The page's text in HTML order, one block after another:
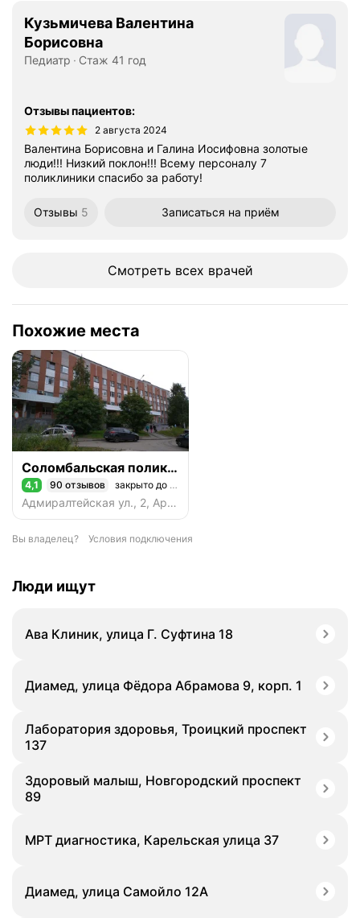
Кузьмичева Валентина
Борисовна
Педиатр Стаж 41 год
Отзывы пациентов:
2 августа 2024
Валентина Борисовна и Галина Иосифовна золотые
люди!!! Низкий поклон!!! Всему персоналу 7
поликлиники спасибо за работу!
Отзывы 5 Записаться на приём
Смотреть всех врачей
Похожие места
Соломбальская поликлиника
Рейтинг 4,1 из 5
4,1 90 отзывов закрыто до пн.
Адмиралтейская ул., 2, Архангельск
Вы владелец? Условия подключения
Люди ищут
Ава Клиник, улица Г. Суфтина 18
Диамед, улица Фёдора Абрамова 9, корп. 1
Лаборатория здоровья, Троицкий проспект
137
Здоровый малыш, Новгородский проспект
89
МРТ диагностика, Карельская улица 37
Диамед, улица Самойло 12А